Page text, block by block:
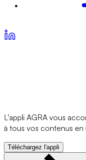
L'appli AGRA vous
à tous vos contenus en
Téléchargez l'appli